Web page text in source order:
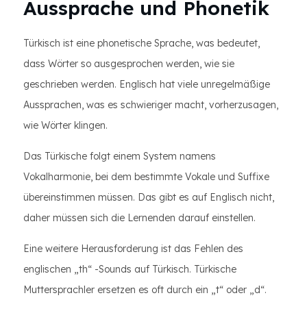
Aussprache und Phonetik
Türkisch ist eine phonetische Sprache, was bedeutet,
dass Wörter so ausgesprochen werden, wie sie
geschrieben werden. Englisch hat viele unregelmäßige
Aussprachen, was es schwieriger macht, vorherzusagen,
wie Wörter klingen.
Das Türkische folgt einem System namens
Vokalharmonie, bei dem bestimmte Vokale und Suffixe
übereinstimmen müssen. Das gibt es auf Englisch nicht,
daher müssen sich die Lernenden darauf einstellen.
Eine weitere Herausforderung ist das Fehlen des
englischen „th“ -Sounds auf Türkisch. Türkische
Muttersprachler ersetzen es oft durch ein „t“ oder „d“.